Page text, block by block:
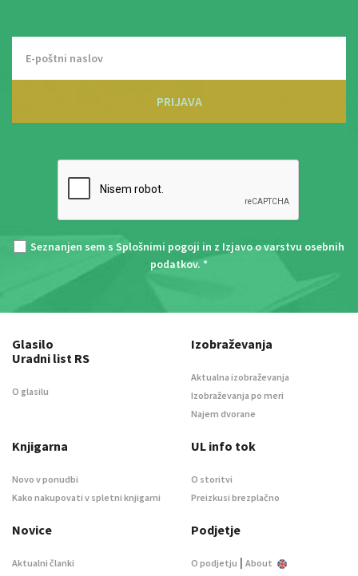
PRIJAVA
Seznanjen sem s Splošnimi pogoji in z Izjavo o varstvu osebnih
podatkov. *
Glasilo
Uradni list RS
O glasilu
Izobraževanja
Aktualna izobraževanja
Izobraževanja po meri
Najem dvorane
Knjigarna
Novo v ponudbi
Kako nakupovati v spletni knjigarni
UL info tok
O storitvi
Preizkusi brezplačno
Novice
Aktualni članki
Podjetje
O podjetju | About